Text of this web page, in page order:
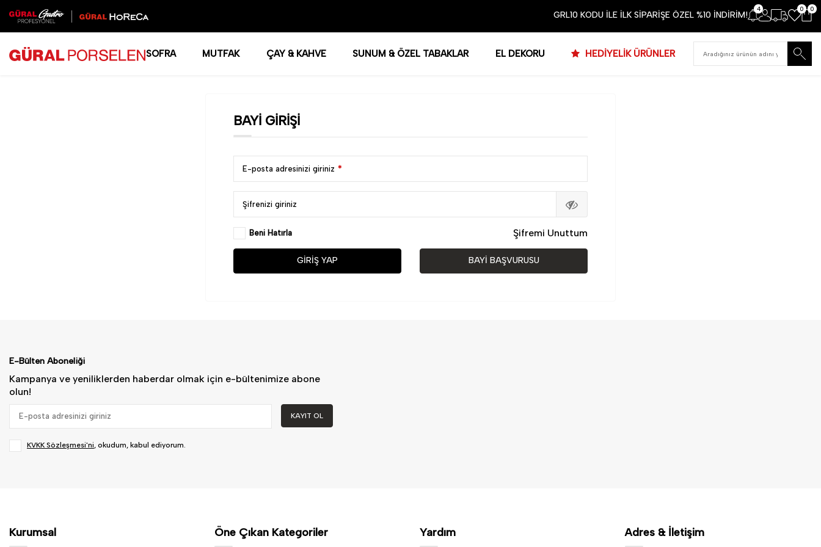
GRL10 KODU İLE İLK SİPARİŞE ÖZEL %10 İNDİRİM!
4 0 0
SOFRA MUTFAK ÇAY & KAHVE SUNUM & ÖZEL TABAKLAR EL DEKORU HEDİYELİK ÜRÜNLER
BAYI GIRIŞI
E-posta adresinizi giriniz *
Şifrenizi giriniz
Beni Hatırla Şifremi Unuttum
GIRIŞ YAP BAYI BAŞVURUSU
E-Bülten Aboneliği
Kampanya ve yeniliklerden haberdar olmak için e-bültenimize abone
olun!
KAYIT OL
KVKK Sözleşmesi'ni , okudum, kabul ediyorum.
Kurumsal Öne Çıkan Kategoriler Yardım Adres & İletişim